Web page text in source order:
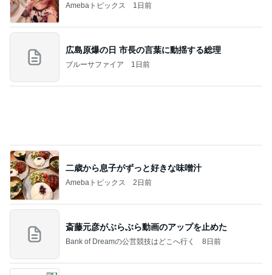
Amebaトピックス 1日前
広島原爆の日 市長の言葉に動揺する総理
ブルーサファイア 1日前
二歳から息子がずっと好きな味噌汁
Amebaトピックス 2日前
斎藤元彦がぶらぶら動画のアップを止めた
Bank of Dreamの公営競技はどこへ行く 8日前